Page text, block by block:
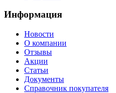
Информация
Новости
О компании
Отзывы
Акции
Статьи
Документы
Справочник покупателя